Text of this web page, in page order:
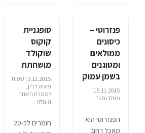
פנזרוטי –
כיסונים
ממולאים
ומטוגנים
בשמן עמוק
15.11.2015 |
מחלבות גד
הפנזרוטי הוא
מאכל רחוב
סופגניית
קוקוס
שוקולד
מושחתת
3.11.2015 | שפית
מאיה דרין,
לממרח השחר
העולה
חומרים לכ-20